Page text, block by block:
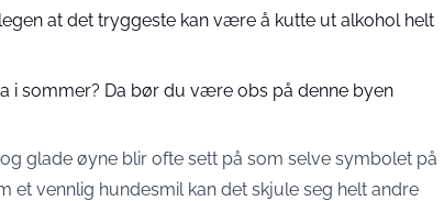
at det tryggeste kan være å kutte ut alkohol helt
i sommer? Da bør du være obs på denne byen
glade øyne blir ofte sett på som selve symbolet på
et vennlig hundesmil kan det skjule seg helt andre